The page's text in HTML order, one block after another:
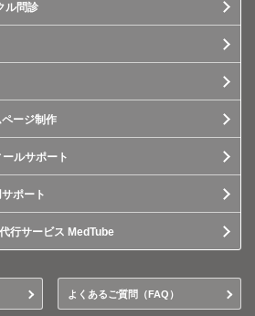
ル問診
ージ制作
ルサポート
ポート
行サービス MedTube
よくあるご質問（FAQ）